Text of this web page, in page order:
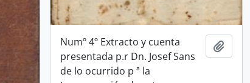
Numº 4º Extracto y cuenta
presentada p.r Dn. Josef Sans
de lo ocurrido p ª la
Add